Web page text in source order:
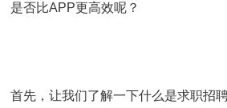
是否比APP更高效呢？
首先，让我们了解一下什么是求职招